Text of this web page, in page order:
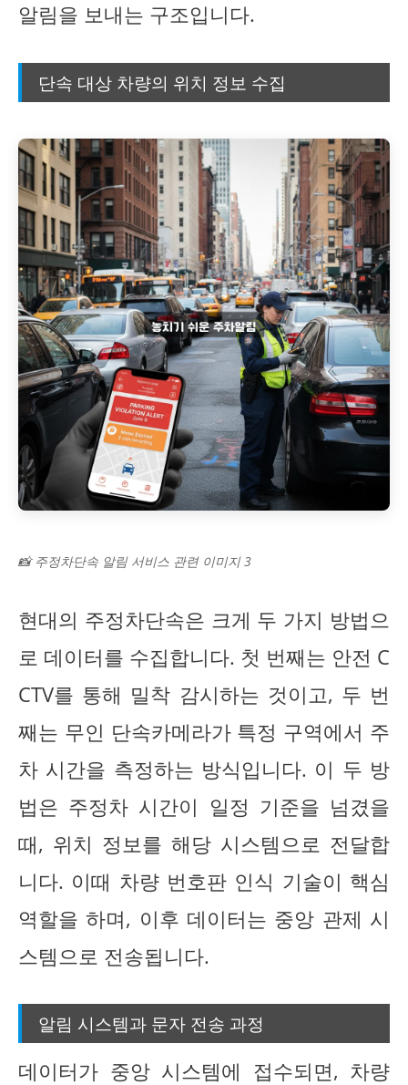
알림을 보내는 구조입니다.
단속 대상 차량의 위치 정보 수집
📸 주정차단속 알림 서비스 관련 이미지 3
현대의 주정차단속은 크게 두 가지 방법으
로 데이터를 수집합니다. 첫 번째는 안전 C
CTV를 통해 밀착 감시하는 것이고, 두 번
째는 무인 단속카메라가 특정 구역에서 주
차 시간을 측정하는 방식입니다. 이 두 방
법은 주정차 시간이 일정 기준을 넘겼을
때, 위치 정보를 해당 시스템으로 전달합
니다. 이때 차량 번호판 인식 기술이 핵심
역할을 하며, 이후 데이터는 중앙 관제 시
스템으로 전송됩니다.
알림 시스템과 문자 전송 과정
데이터가 중앙 시스템에 접수되면, 차량